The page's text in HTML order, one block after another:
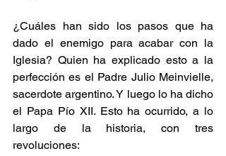
¿Cuáles han sido los pasos que ha
dado el enemigo para acabar con la
Iglesia? Quien ha explicado esto a la
perfección es el Padre Julio Meinvielle,
sacerdote argentino. Y luego lo ha dicho
el Papa Pío XII. Esto ha ocurrido, a lo
largo de la historia, con tres
revoluciones: